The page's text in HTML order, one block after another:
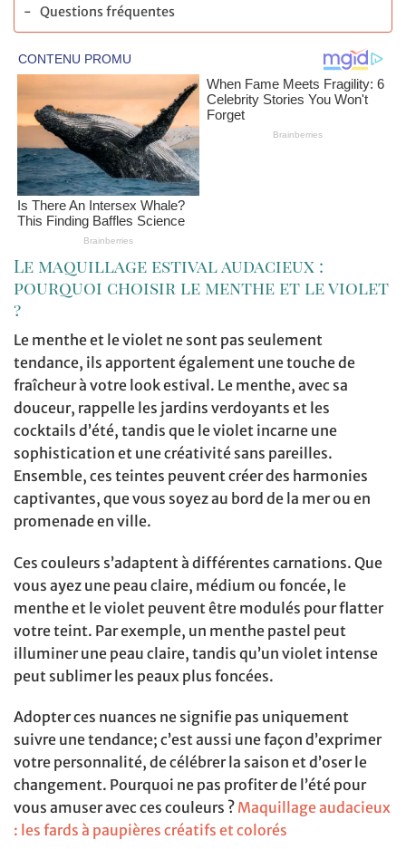
Questions fréquentes
Le maquillage estival audacieux :
pourquoi choisir le menthe et le violet
?
Le menthe et le violet ne sont pas seulement
tendance, ils apportent également une touche de
fraîcheur à votre look estival. Le menthe, avec sa
douceur, rappelle les jardins verdoyants et les
cocktails d’été, tandis que le violet incarne une
sophistication et une créativité sans pareilles.
Ensemble, ces teintes peuvent créer des harmonies
captivantes, que vous soyez au bord de la mer ou en
promenade en ville.
Ces couleurs s’adaptent à différentes carnations. Que
vous ayez une peau claire, médium ou foncée, le
menthe et le violet peuvent être modulés pour flatter
votre teint. Par exemple, un menthe pastel peut
illuminer une peau claire, tandis qu’un violet intense
peut sublimer les peaux plus foncées.
Adopter ces nuances ne signifie pas uniquement
suivre une tendance; c’est aussi une façon d’exprimer
votre personnalité, de célébrer la saison et d’oser le
changement. Pourquoi ne pas profiter de l’été pour
vous amuser avec ces couleurs ? Maquillage audacieux
: les fards à paupières créatifs et colorés